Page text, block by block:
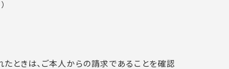
ときは、ご本人からの請求であることを確認